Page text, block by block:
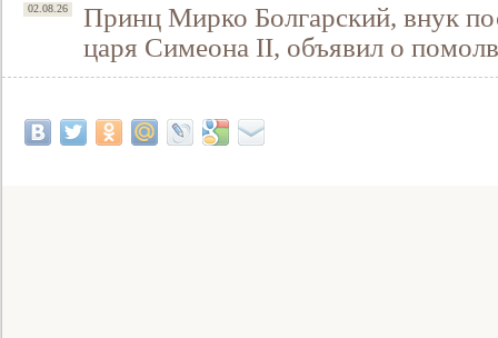
02.08.26
Принц Мирко Болгарский, внук
царя Симеона II, объявил о